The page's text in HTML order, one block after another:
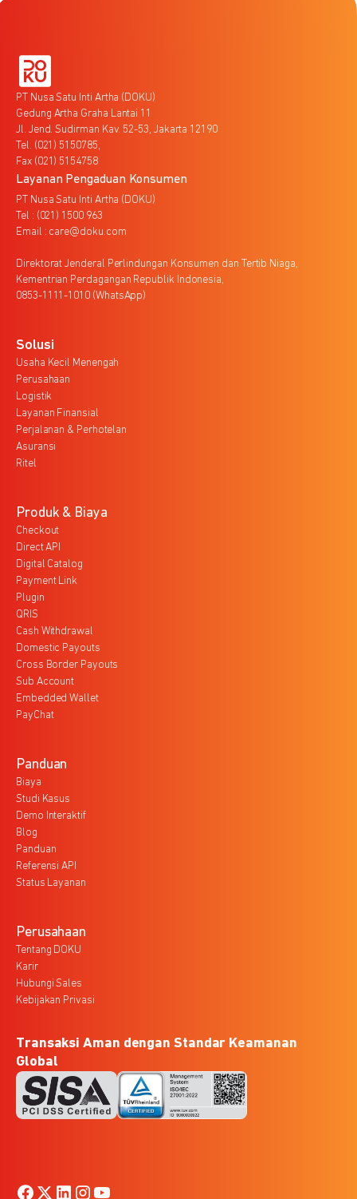
PT Nusa Satu Inti Artha (DOKU)
Gedung Artha Graha Lantai 11
Jl. Jend. Sudirman Kav. 52-53, Jakarta 12190
Tel. (021) 5150785,
Fax (021) 5154758
Layanan Pengaduan Konsumen
PT Nusa Satu Inti Artha (DOKU)
Tel : (021) 1500 963
Email : care@doku.com
Direktorat Jenderal Perlindungan Konsumen dan Tertib Niaga,
Kementrian Perdagangan Republik Indonesia,
0853-1111-1010 (WhatsApp)
Solusi
Usaha Kecil Menengah
Perusahaan
Logistik
Layanan Finansial
Perjalanan & Perhotelan
Asuransi
Ritel
Produk & Biaya
Checkout
Direct API
Digital Catalog
Payment Link
Plugin
QRIS
Cash Withdrawal
Domestic Payouts
Cross Border Payouts
Sub Account
Embedded Wallet
PayChat
Panduan
Biaya
Studi Kasus
Demo Interaktif
Blog
Panduan
Referensi API
Status Layanan
Perusahaan
Tentang DOKU
Karir
Hubungi Sales
Kebijakan Privasi
Transaksi Aman dengan Standar Keamanan
Global